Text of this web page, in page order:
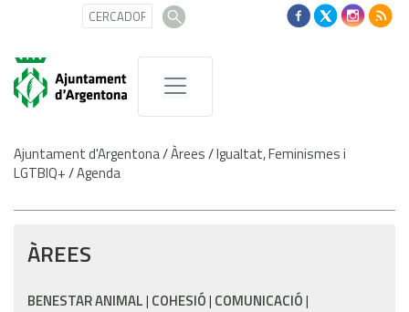
Ajuntament d'Argentona/Àrees/Igualtat, Feminismes i
LGTBIQ+/Agenda
ÀREES
BENESTAR ANIMAL COHESIÓ COMUNICACIÓ